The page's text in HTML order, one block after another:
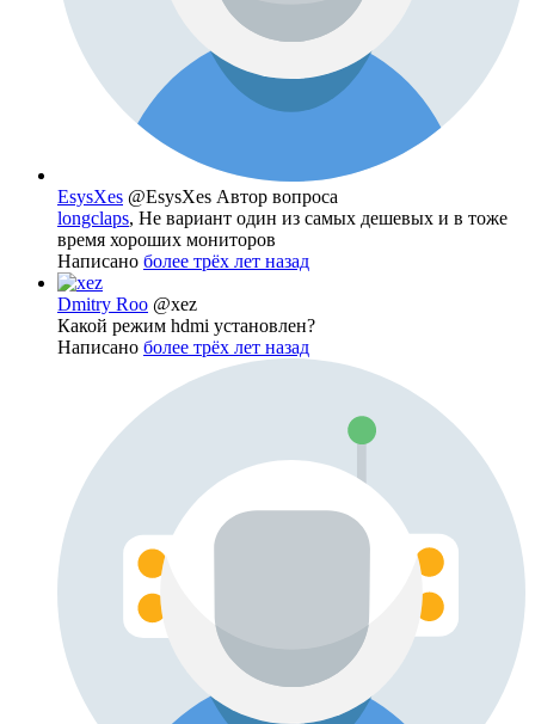
EsysXes @EsysXes Автор вопроса
longclaps, Не вариант один из самых дешевых и в тоже
время хороших мониторов
Написано более трёх лет назад
Dmitry Roo @xez
Какой режим hdmi установлен?
Написано более трёх лет назад